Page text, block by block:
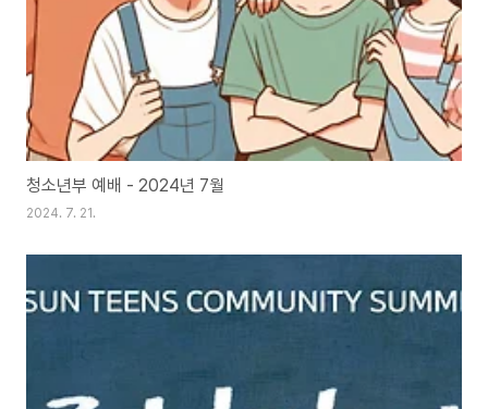
청소년부 예배 - 2024년 7월
2024. 7. 21.